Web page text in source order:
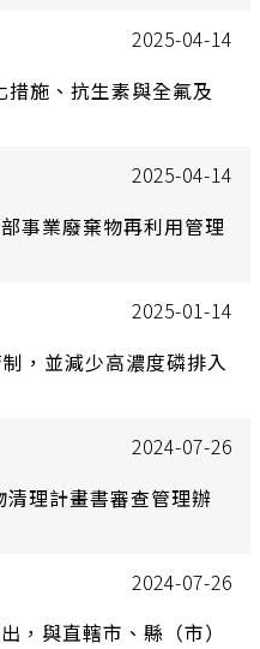
2025-04-14
施、抗生素與全氟及
2025-04-14
事業廢棄物再利用管理
2025-01-14
，並減少高濃度磷排入
2024-07-26
理計畫書審查管理辦
2024-07-26
，與直轄市、縣（市）